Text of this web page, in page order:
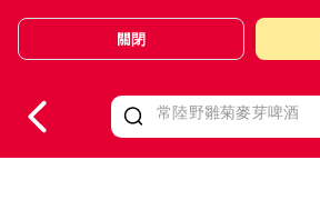
Valid Until 30 June 2026
關閉